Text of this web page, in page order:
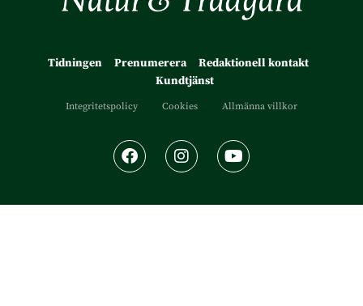
Tidningen Prenumerera
Redaktionell kontakt
Kundtjänst
Integritetspolicy Cookies Allmänna villkor